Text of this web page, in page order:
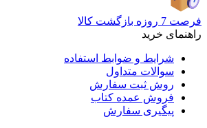
فرصت 7 روزه بازگشت کالا
راهنمای خرید
شرایط و ضوابط استفاده
سوالات متداول
روش ثبت سفارش
فروش عمده کتاب
پیگیری سفارش